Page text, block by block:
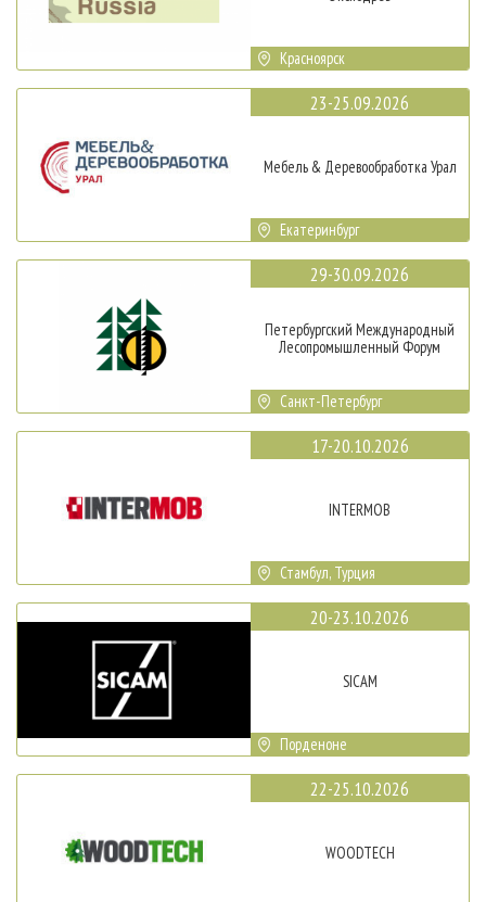
Красноярск
23-25.09.2026
Мебель & Деревообработка Урал
Екатеринбург
29-30.09.2026
Петербургский Международный
Лесопромышленный Форум
Санкт-Петербург
17-20.10.2026
INTERMOB
Стамбул, Турция
20-23.10.2026
SICAM
Порденоне
22-25.10.2026
WOODTECH